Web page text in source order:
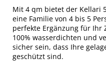
Mit 4 qm bietet der Kellari
eine Familie von 4 bis 5
perfekte Ergänzung für Ihr
100% wasserdichten und
sicher sein, dass Ihre
geschützt sind.